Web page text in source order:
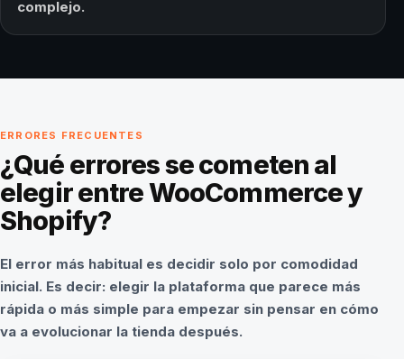
complejo.
ERRORES FRECUENTES
¿Qué errores se cometen al
elegir entre WooCommerce y
Shopify?
El error más habitual es decidir solo por comodidad
inicial. Es decir: elegir la plataforma que parece más
rápida o más simple para empezar sin pensar en cómo
va a evolucionar la tienda después.